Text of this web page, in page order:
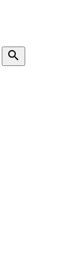
search